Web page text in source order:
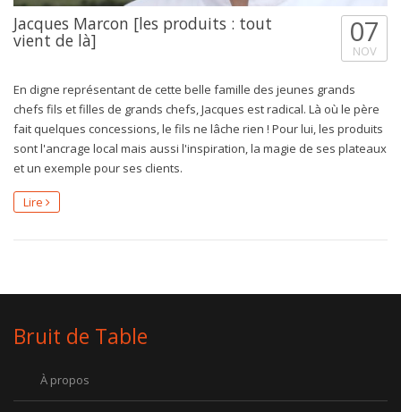
Jacques Marcon [les produits : tout
vient de là] 07
NOV
En digne représentant de cette belle famille des jeunes grands
chefs fils et filles de grands chefs, Jacques est radical. Là où le père
fait quelques concessions, le fils ne lâche rien ! Pour lui, les produits
sont l'ancrage local mais aussi l'inspiration, la magie de ses plateaux
et un exemple pour ses clients.
Lire
Bruit de Table
À propos